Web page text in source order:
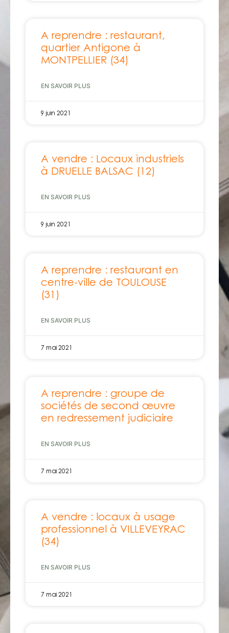
A reprendre : restaurant,
quartier Antigone à
MONTPELLIER (34)
EN SAVOIR PLUS
9 juin 2021
A vendre : Locaux industriels
à DRUELLE BALSAC (12)
EN SAVOIR PLUS
9 juin 2021
A reprendre : restaurant en
centre-ville de TOULOUSE
(31)
EN SAVOIR PLUS
7 mai 2021
A reprendre : groupe de
sociétés de second œuvre
en redressement judiciaire
EN SAVOIR PLUS
7 mai 2021
A vendre : locaux à usage
professionnel à VILLEVEYRAC
(34)
EN SAVOIR PLUS
7 mai 2021